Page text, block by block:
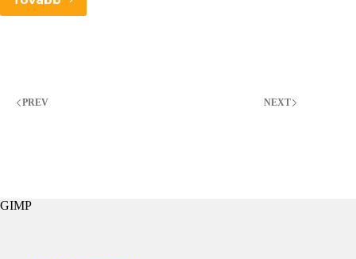
Digitális
2.4-
PREV NEXT
GIMP